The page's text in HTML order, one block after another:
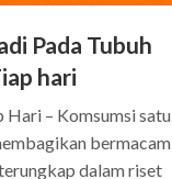
Pada Tubuh
hari
– Komsumsi satu
bermacam
dalam riset